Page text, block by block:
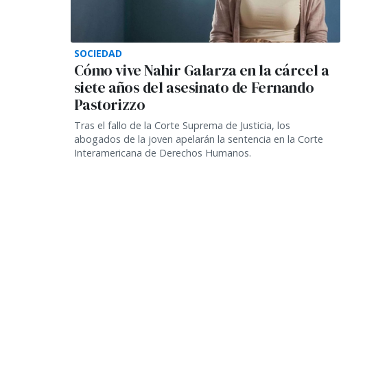
SOCIEDAD
Cómo vive Nahir Galarza en la cárcel a
siete años del asesinato de Fernando
Pastorizzo
Tras el fallo de la Corte Suprema de Justicia, los
abogados de la joven apelarán la sentencia en la Corte
Interamericana de Derechos Humanos.